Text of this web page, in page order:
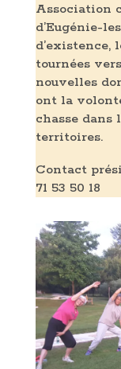
Association
d’Eugénie-
d’existence,
tournées
nouvelles
ont la
chasse dans
territoires.
Contact
71 53 50 18